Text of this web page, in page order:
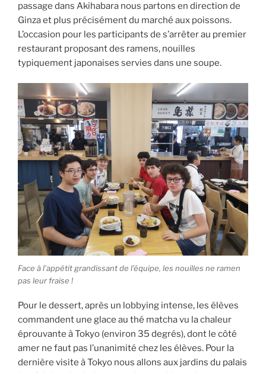
passage dans Akihabara nous partons en direction de
Ginza et plus précisément du marché aux poissons.
L’occasion pour les participants de s’arrêter au premier
restaurant proposant des ramens, nouilles
typiquement japonaises servies dans une soupe.
Face à l’appétit grandissant de l’équipe, les nouilles ne ramen
pas leur fraise !
Pour le dessert, après un lobbying intense, les élèves
commandent une glace au thé matcha vu la chaleur
éprouvante à Tokyo (environ 35 degrés), dont le côté
amer ne faut pas l’unanimité chez les élèves. Pour la
dernière visite à Tokyo nous allons aux jardins du palais